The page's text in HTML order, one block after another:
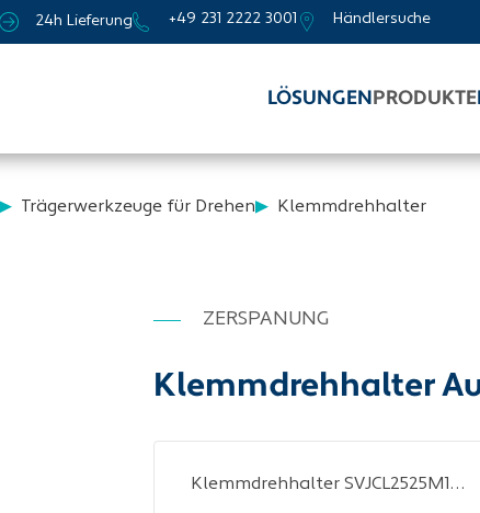
24h Lieferung +49 231 2222 3001 Händlersuche
LÖSUNGEN PRODUKTE
Trägerwerkzeuge für Drehen Klemmdrehhalter
ZERSPANUNG
Klemmdrehhalter
Klemmdrehhalter SVJCL2525M16 li.vern.Außen TECWERK